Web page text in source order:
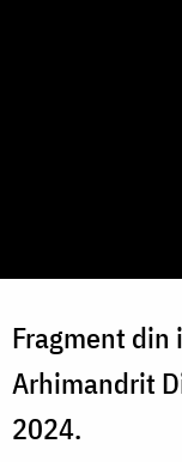
Fragment
Arhimandrit
2024.